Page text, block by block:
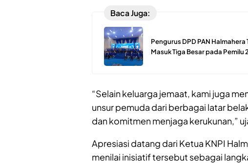
Baca Juga:
Pengurus DPD PAN Halmahera
Masuk Tiga Besar pada Pemilu
“Selain keluarga jemaat, kami juga
unsur pemuda dari berbagai latar
dan komitmen menjaga kerukunan,”
Apresiasi datang dari Ketua KNPI
menilai inisiatif tersebut sebagai